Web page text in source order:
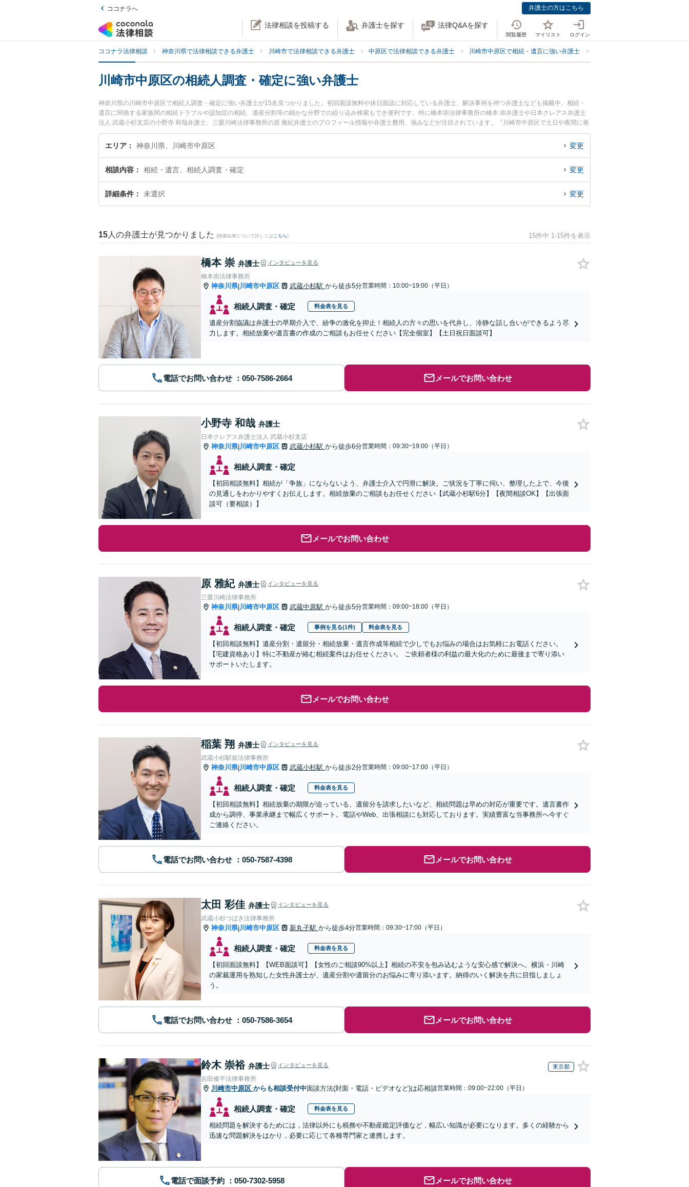
ココナラへ 弁護士の方はこちら
法律相談を投稿する 弁護士を探す 法律Q&Aを探す
閲覧履歴 マイリスト ログイン
ココナラ法律相談 神奈川県で法律相談できる弁護士 川崎市で法律相談できる弁護士 中原区で法律相談できる弁護士 川崎市中原区で相続・遺言に強い弁護士
川崎市中原区の相続人調査・確定に強い弁護士
神奈川県の川崎市中原区で相続人調査・確定に強い弁護士が15名見つかりました。初回面談無料や休日面談に対応している弁護士、解決事例を持つ弁護士なども掲載中。相続・
遺言に関係する家族間の相続トラブルや認知症の相続、遺産分割等の細かな分野での絞り込み検索もでき便利です。特に橋本崇法律事務所の橋本 崇弁護士や日本クレアス弁護士
法人 武蔵小杉支店の小野寺 和哉弁護士、三愛川崎法律事務所の原 雅紀弁護士のプロフィール情報や弁護士費用、強みなどが注目されています。『川崎市中原区で土日や夜間に発
生した相続人調査・確定のトラブルを今すぐに弁護士に相談したい』『相続人調査・確定のトラブル解決の実績豊富な近くの弁護士を検索したい』『初回相談無料で相続人調査・
確定を法律相談できる川崎市中原区内の弁護士に相談予約したい』などでお困りの相談者さんにおすすめです。
エリア 神奈川県、川崎市中原区 変更
相談内容 相続・遺言、相続人調査・確定 変更
詳細条件 未選択 変更
15 人の弁護士が見つかりました (検索結果について詳しくは こちら) 15件中 1-15件を表示
橋本 崇 弁護士 インタビューを見る
橋本崇法律事務所
神奈川県|川崎市中原区 武蔵小杉駅 から徒歩5分営業時間：10:00~19:00（平日）
相続人調査・確定 料金表を見る
遺産分割協議は弁護士の早期介入で、紛争の激化を抑止！相続人の方々の思いを代弁し、冷静な話し合いができるよう尽
力します。相続放棄や遺言書の作成のご相談もお任せください【完全個室】【土日祝日面談可】
電話でお問い合わせ メールでお問い合わせ
小野寺 和哉 弁護士
日本クレアス弁護士法人 武蔵小杉支店
神奈川県|川崎市中原区 武蔵小杉駅 から徒歩6分営業時間：09:30~19:00（平日）
相続人調査・確定
【初回相談無料】相続が「争族」にならないよう、弁護士介入で円滑に解決。ご状況を丁寧に伺い、整理した上で、今後
の見通しをわかりやすくお伝えします。相続放棄のご相談もお任せください【武蔵小杉駅6分】【夜間相談OK】【出張面
談可（要相談）】
メールでお問い合わせ
原 雅紀 弁護士 インタビューを見る
三愛川崎法律事務所
神奈川県|川崎市中原区 武蔵中原駅 から徒歩5分営業時間：09:00~18:00（平日）
相続人調査・確定 事例を見る(1件) 料金表を見る
【初回相談無料】遺産分割・遺留分・相続放棄・遺言作成等相続で少しでもお悩みの場合はお気軽にお電話ください。
【宅建資格あり】特に不動産が絡む相続案件はお任せください。 ご依頼者様の利益の最大化のために最後まで寄り添い
サポートいたします。
メールでお問い合わせ
稲葉 翔 弁護士 インタビューを見る
武蔵小杉駅前法律事務所
神奈川県|川崎市中原区 武蔵小杉駅 から徒歩2分営業時間：09:00~17:00（平日）
相続人調査・確定 料金表を見る
【初回相談無料】相続放棄の期限が迫っている、遺留分を請求したいなど、相続問題は早めの対応が重要です。遺言書作
成から調停、事業承継まで幅広くサポート。電話やWeb、出張相談にも対応しております。実績豊富な当事務所へ今すぐ
ご連絡ください。
電話でお問い合わせ メールでお問い合わせ
太田 彩佳 弁護士 インタビューを見る
武蔵小杉つばき法律事務所
神奈川県|川崎市中原区 新丸子駅 から徒歩4分営業時間：09:30~17:00（平日）
相続人調査・確定 料金表を見る
【初回面談無料】【WEB面談可】【女性のご相談90%以上】相続の不安を包み込むような安心感で解決へ。横浜・川崎
の家裁運用を熟知した女性弁護士が、遺産分割や遺留分のお悩みに寄り添います。納得のいく解決を共に目指しましょ
う。
電話でお問い合わせ メールでお問い合わせ
鈴木 崇裕 弁護士 インタビューを見る 東京都
吉田修平法律事務所
川崎市中原区 からも相談受付中面談方法(対面・電話・ビデオなど)は応相談営業時間：09:00~22:00（平日）
相続人調査・確定 料金表を見る
相続問題を解決するためには，法律以外にも税務や不動産鑑定評価など，幅広い知識が必要になります。多くの経験から
迅速な問題解決をはかり，必要に応じて各種専門家と連携します。
電話で面談予約 メールでお問い合わせ